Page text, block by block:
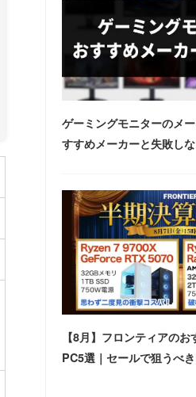
ゲーミングモニターのメ
すすめメーカーと失敗し
【8月】フロンティアの
PC5選｜セールで狙うべ